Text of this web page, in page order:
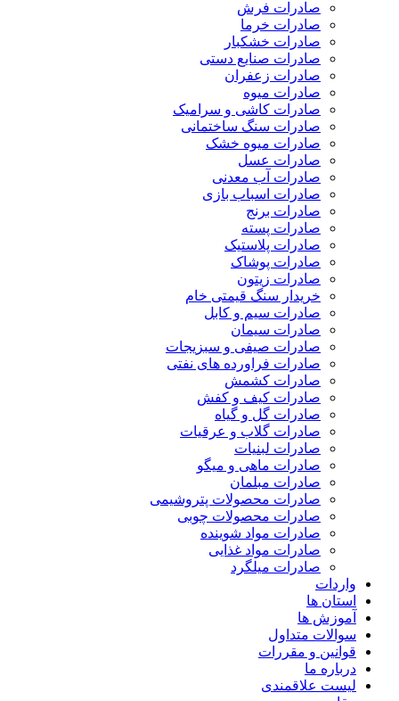
صادرات فرش
صادرات خرما
صادرات خشکبار
صادرات صنایع دستی
صادرات زعفران
صادرات میوه
صادرات کاشی و سرامیک
صادرات سنگ ساختمانی
صادرات میوه خشک
صادرات عسل
صادرات آب معدنی
صادرات اسباب بازی
صادرات برنج
صادرات پسته
صادرات پلاستیک
صادرات پوشاک
صادرات زیتون
خریدار سنگ قیمتی خام
صادرات سیم و کابل
صادرات سیمان
صادرات صیفی و سبزیجات
صادرات فراورده های نفتی
صادرات کشمش
صادرات کیف و کفش
صادرات گل و گیاه
صادرات گلاب و عرقیات
صادرات لبنیات
صادرات ماهی و میگو
صادرات مبلمان
صادرات محصولات پتروشیمی
صادرات محصولات چوبی
صادرات مواد شوینده
صادرات مواد غذایی
صادرات میلگرد
واردات
استان ها
آموزش ها
سوالات متداول
قوانین و مقررات
درباره ما
لیست علاقمندی